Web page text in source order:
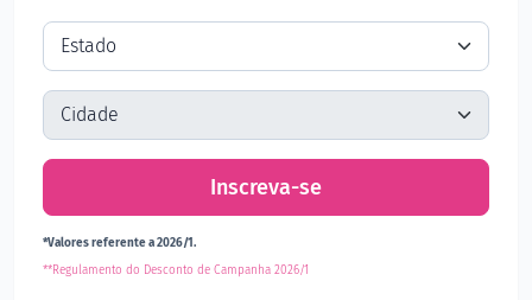
Inscreva-se
*Valores referente a 2026/1.
**Regulamento do Desconto de Campanha 2026/1